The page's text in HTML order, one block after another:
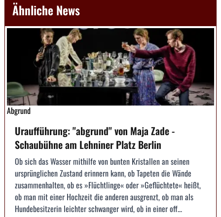
Ähnliche News
Abgrund
Uraufführung: "abgrund" von Maja Zade -
Schaubühne am Lehniner Platz Berlin
Ob sich das Wasser mithilfe von bunten Kristallen an seinen
ursprünglichen Zustand erinnern kann, ob Tapeten die Wände
zusammenhalten, ob es »Flüchtlinge« oder »Geflüchtete« heißt,
ob man mit einer Hochzeit die anderen ausgrenzt, ob man als
Hundebesitzerin leichter schwanger wird, ob in einer off...